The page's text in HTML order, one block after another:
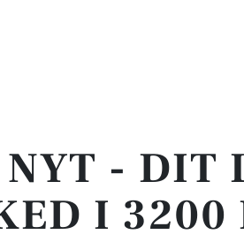
NYT - DIT
I 3200